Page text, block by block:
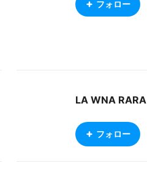
フォロー
LA WNA RARA
フォロー